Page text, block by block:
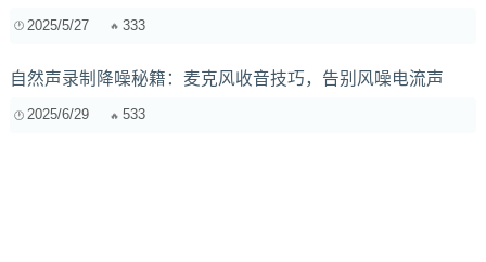
2025/5/27 333
自然声录制降噪秘籍：麦克风收音技巧，告别风噪电流声
2025/6/29 533